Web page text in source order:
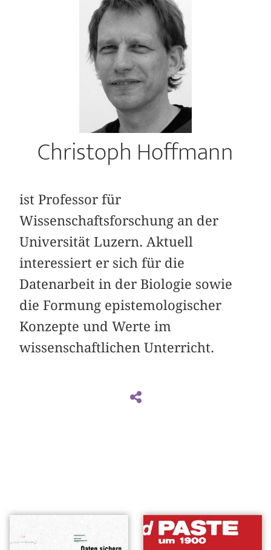
Christoph Hoffmann
ist Professor für
Wissenschaftsforschung an der
Universität Luzern. Aktuell
interessiert er sich für die
Datenarbeit in der Biologie sowie
die Formung epistemologischer
Konzepte und Werte im
wissenschaftlichen Unterricht.